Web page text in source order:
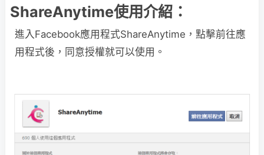
ShareAnytime使用介紹：
進入Facebook應用程式ShareAnytime，點擊前往應
用程式後，同意授權就可以使用。